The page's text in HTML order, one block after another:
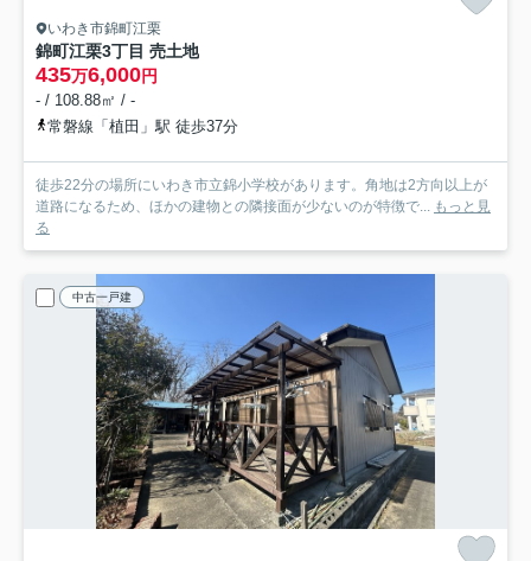
いわき市錦町江栗
錦町江栗3丁目 売土地
435万6,000円
- / 108.88㎡ / -
常磐線「植田」駅 徒歩37分
徒歩22分の場所にいわき市立錦小学校があります。角地は2方向以上が
道路になるため、ほかの建物との隣接面が少ないのが特徴で... もっと見
る
中古一戸建